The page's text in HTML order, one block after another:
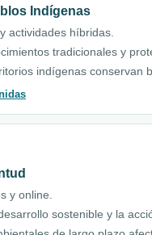
Indígenas
actividades híbridas.
tradicionales y
indígenas conservan
y online.
sostenible y la